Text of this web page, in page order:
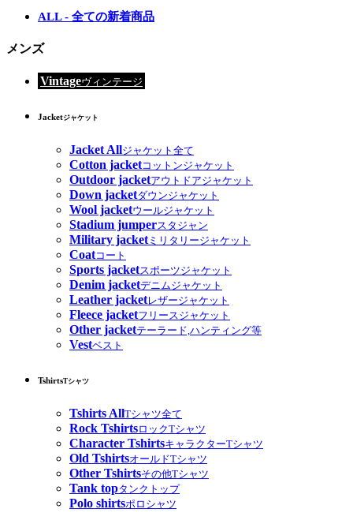
ALL - 全ての新着商品
メンズ
Vintageヴィンテージ
Jacketジャケット
Jacket Allジャケット全て
Cotton jacketコットンジャケット
Outdoor jacketアウトドアジャケット
Down jacketダウンジャケット
Wool jacketウールジャケット
Stadium jumperスタジャン
Military jacketミリタリージャケット
Coatコート
Sports jacketスポーツジャケット
Denim jacketデニムジャケット
Leather jacketレザージャケット
Fleece jacketフリースジャケット
Other jacketテーラード,ハンティング等
Vestベスト
TshirtsTシャツ
Tshirts AllTシャツ全て
Rock TshirtsロックTシャツ
Character TshirtsキャラクターTシャツ
Old TshirtsオールドTシャツ
Other Tshirtsその他Tシャツ
Tank topタンクトップ
Polo shirtsポロシャツ